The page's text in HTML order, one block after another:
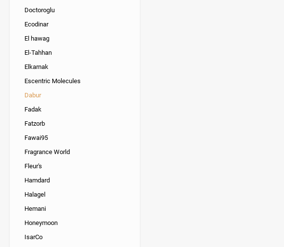
Doctoroglu
Ecodinar
El hawag
El-Tahhan
Elkarnak
Escentric Molecules
Dabur
Fadak
Fatzorb
Fawai95
Fragrance World
Fleur's
Hamdard
Halagel
Hemani
Honeymoon
IsarCo